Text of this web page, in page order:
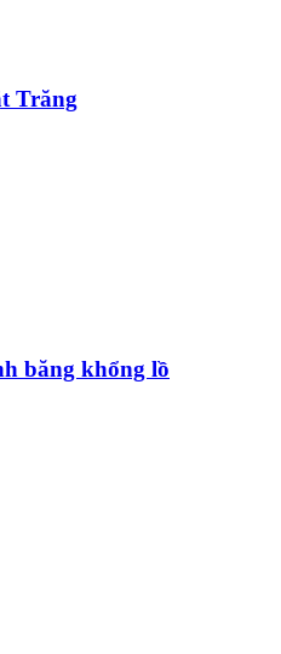
Trăng
băng khổng lồ